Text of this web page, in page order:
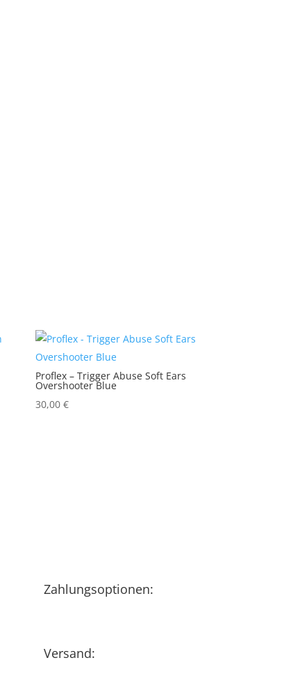
Proflex – Trigger Abuse Soft Ears
Overshooter Blue
30,00 €
Zahlungsoptionen:
Versand: